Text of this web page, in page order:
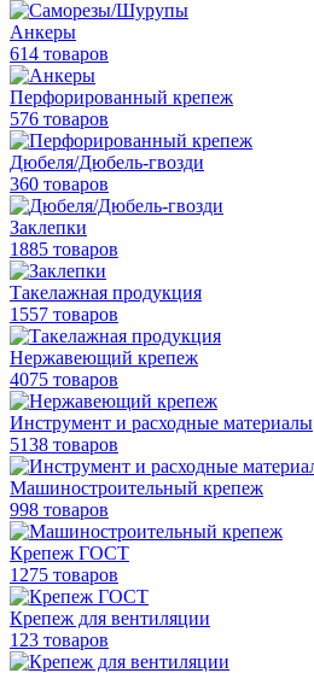
Анкеры
614 товаров
Перфорированный крепеж
576 товаров
Дюбеля/Дюбель-гвозди
360 товаров
Заклепки
1885 товаров
Такелажная продукция
1557 товаров
Нержавеющий крепеж
4075 товаров
Инструмент и расходные материалы
5138 товаров
Машиностроительный крепеж
998 товаров
Крепеж ГОСТ
1275 товаров
Крепеж для вентиляции
123 товаров